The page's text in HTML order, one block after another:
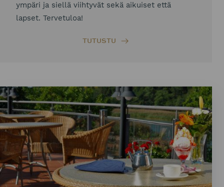
ympäri ja siellä viihtyvät sekä aikuiset että
lapset. Tervetuloa!
TUTUSTU